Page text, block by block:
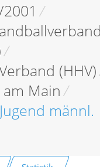
/
/
(HHV)
Main /
männl.